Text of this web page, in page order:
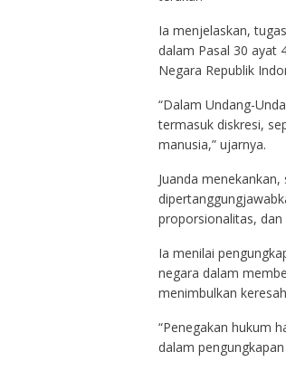
Ia menjelaskan,
dalam Pasal 30 ayat
Negara Republik
“Dalam Undang-
termasuk diskresi,
manusia,” ujarnya.
Juanda
proporsionalitas, dan
Ia menilai
negara dalam
menimbulkan
“Penegakan hukum
dalam